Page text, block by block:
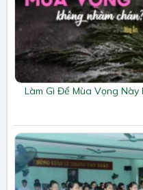
Làm Gì Để Mùa Vọng Này